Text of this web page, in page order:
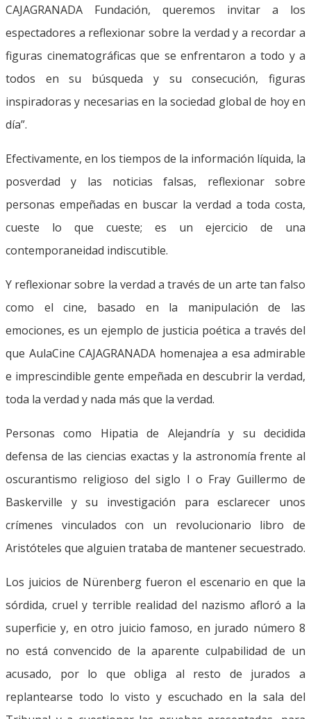
CAJAGRANADA Fundación, queremos invitar a los
espectadores a reflexionar sobre la verdad y a recordar a
figuras cinematográficas que se enfrentaron a todo y a
todos en su búsqueda y su consecución, figuras
inspiradoras y necesarias en la sociedad global de hoy en
día”.
Efectivamente, en los tiempos de la información líquida, la
posverdad y las noticias falsas, reflexionar sobre
personas empeñadas en buscar la verdad a toda costa,
cueste lo que cueste; es un ejercicio de una
contemporaneidad indiscutible.
Y reflexionar sobre la verdad a través de un arte tan falso
como el cine, basado en la manipulación de las
emociones, es un ejemplo de justicia poética a través del
que AulaCine CAJAGRANADA homenajea a esa admirable
e imprescindible gente empeñada en descubrir la verdad,
toda la verdad y nada más que la verdad.
Personas como Hipatia de Alejandría y su decidida
defensa de las ciencias exactas y la astronomía frente al
oscurantismo religioso del siglo I o Fray Guillermo de
Baskerville y su investigación para esclarecer unos
crímenes vinculados con un revolucionario libro de
Aristóteles que alguien trataba de mantener secuestrado.
Los juicios de Nürenberg fueron el escenario en que la
sórdida, cruel y terrible realidad del nazismo afloró a la
superficie y, en otro juicio famoso, en jurado número 8
no está convencido de la aparente culpabilidad de un
acusado, por lo que obliga al resto de jurados a
replantearse todo lo visto y escuchado en la sala del